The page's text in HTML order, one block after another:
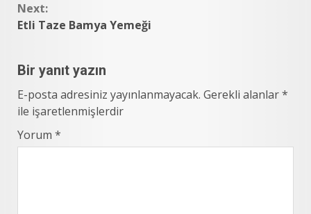
Next:
Etli Taze Bamya Yemeği
Bir yanıt yazın
E-posta adresiniz yayınlanmayacak. Gerekli alanlar*
ile işaretlenmişlerdir
Yorum *